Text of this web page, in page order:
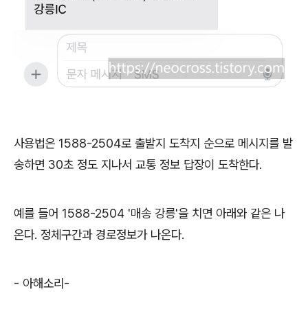
사용법은 1588-2504로 출발지 도착지 순으로 메시지를 발
송하면 30초 정도 지나서 교통 정보 답장이 도착한다.
예를 들어 1588-2504 '매송 강릉'을 치면 아래와 같은 나
온다. 정체구간과 경로정보가 나온다.
- 아해소리 -